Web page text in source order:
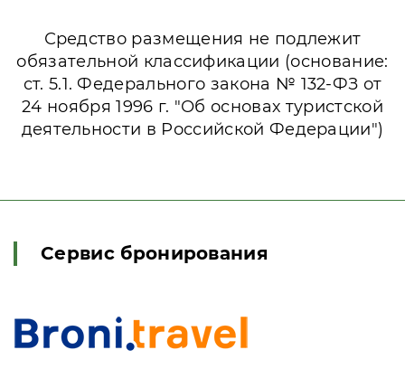
Средство размещения не подлежит
обязательной классификации (основание:
ст. 5.1. Федерального закона № 132-ФЗ от
24 ноября 1996 г. "Об основах туристской
деятельности в Российской Федерации")
Сервис бронирования